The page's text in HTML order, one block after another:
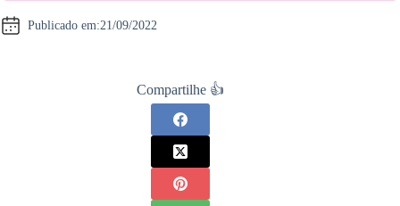
Publicado em:21/09/2022
Compartilhe 👍